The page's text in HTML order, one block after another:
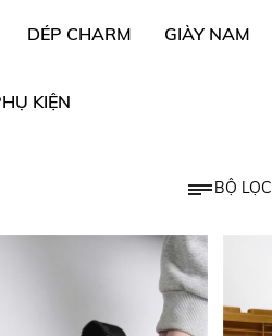
DÉP CHARM GIÀY NAM
KIỆN
BỘ LỌC